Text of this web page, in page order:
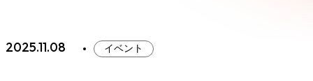
2025.11.08 イベント